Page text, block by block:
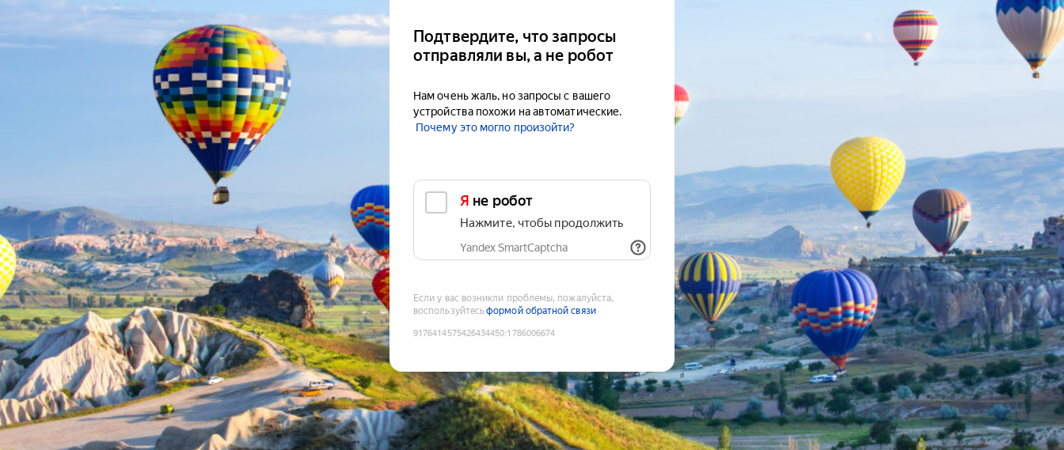
Подтвердите, что запросы
отправляли вы, а не робот
Нам очень жаль, но запросы с вашего
устройства похожи на автоматические.
Почему это могло произойти?
Я не робот
Нажмите, чтобы продолжить
Yandex SmartCaptcha
Если у вас возникли проблемы, пожалуйста,
воспользуйтесьформой обратной связи
9176414575426434450:1786006674